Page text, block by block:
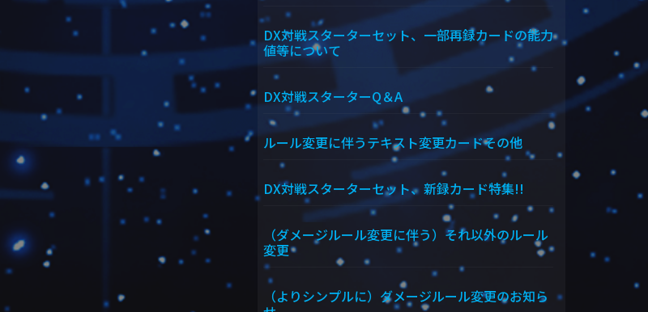
DX対戦スターターセット、一部再録カードの能力
値等について
DX対戦スターターQ＆A
ルール変更に伴うテキスト変更カードその他
DX対戦スターターセット、新録カード特集!!
（ダメージルール変更に伴う）それ以外のルール
変更
（よりシンプルに）ダメージルール変更のお知ら